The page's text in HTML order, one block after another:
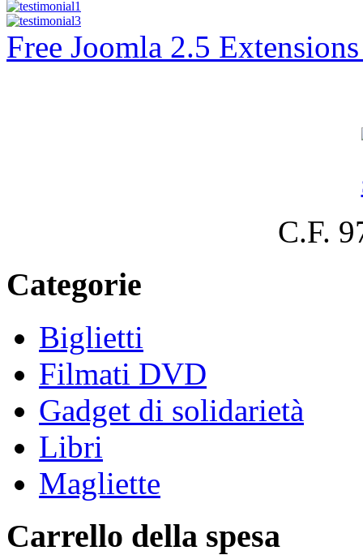
Free Joomla 2.5
C.F.
Categorie
Biglietti
Filmati DVD
Gadget di solidarietà
Libri
Magliette
Carrello della spesa